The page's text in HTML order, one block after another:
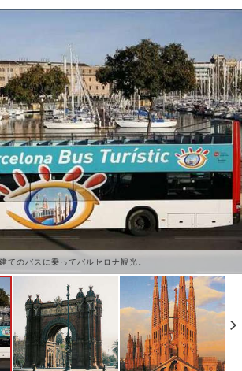
てのバスに乗ってバルセロナ観光。